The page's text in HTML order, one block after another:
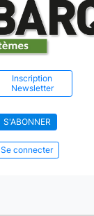
Inscription
Newsletter
S'ABONNER
Se connecter